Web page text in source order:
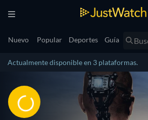
Nuevo Popular Deportes Guía
Actualmente disponible en 3 plataformas.